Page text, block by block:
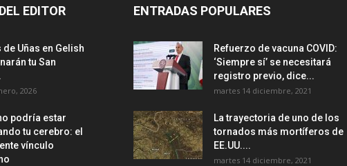
EDITOR
de Uñas en Gelish
tu San
2026
podría estar
tu cerebro: el
vínculo
ENTRADAS POPULARES
Refuerzo de vacuna COVID:
‘Siempre sí’ se necesitará
registro previo, dice...
martes 14 diciembre, 2021
La trayectoria de uno de los
tornados más mortíferos de
EE.UU....
martes 14 diciembre, 2021